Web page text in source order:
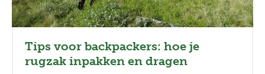
Tips voor backpackers: hoe je
rugzak inpakken en dragen